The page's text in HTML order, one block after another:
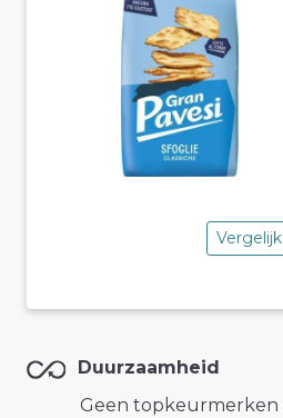
Vergelijk
Duurzaamheid
Geen topkeurmerken